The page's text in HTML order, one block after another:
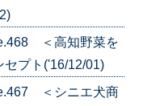
＜高知野菜を
セプト('16/12/01)
＜シニエ犬商